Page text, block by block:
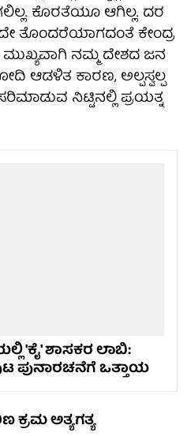
ಕೊರತೆಯೂ ಆಗಿಲ್ಲ. ದರ
ತೊಂದರೆಯಾಗದಂತೆ ಕೇಂದ್ರ
ನಮ್ಮ ದೇಶದ ಜನ
ಆಡಳಿತ ಕಾರಣ, ಅಲ್ಪಸ್ವಲ್ಪ
ನಿಟ್ಟಿನಲ್ಲಿ ಪ್ರಯತ್ನ
'ಕೈ' ಶಾಸಕರ ಲಾಬಿ:
ಪುನಾರಚನೆಗೆ ಒತ್ತಾಯ
ಅತ್ಯಗತ್ಯ